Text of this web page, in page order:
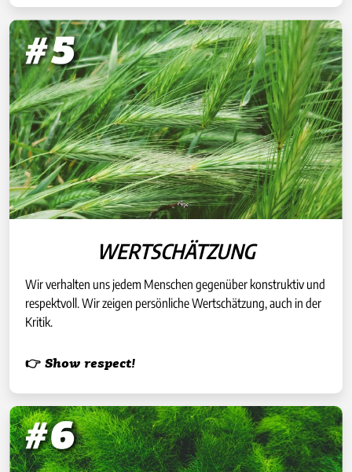
WERTSCHÄTZUNG
Wir verhalten uns jedem Menschen gegenüber konstruktiv und
respektvoll. Wir zeigen persönliche Wertschätzung, auch in der
Kritik.
👉 Show respect!